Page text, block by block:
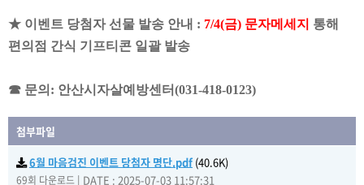
★ 이벤트 당첨자 선물 발송 안내 : 7/4(금) 문자메세지 통해
편의점 간식 기프티콘 일괄 발송
☎ 문의: 안산시자살예방센터(031-418-0123)
첨부파일
6월 마음검진 이벤트 당첨자 명단.pdf (40.6K)
69회 다운로드 | DATE : 2025-07-03 11:57:31